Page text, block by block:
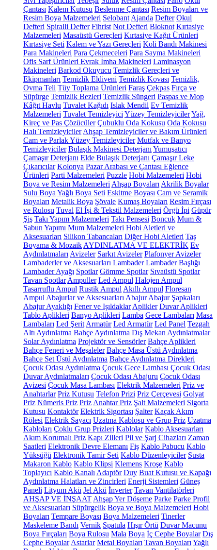
Çantası Kalem Kutusu Beslenme Çantası Resim Boyaları ve
Resim Boya Malzemeleri Selobant Ajanda Defter Okul
Defteri Spiralli Defter Fihrist Not Defteri Bloknot Kırtasiye
Malzemeleri Masaüstü Gereçleri Kırtasiye Kağıt Ürünleri
Kırtasiye Seti Kalem ve Yazı Gereçleri Koli Bandı Makinesi
Para Makineleri Para Çekmeceleri Para Sayma Makineleri
Ofis Sarf Ürünleri Evrak İmha Makineleri Laminasyon
Makineleri Barkod Okuyucu Temizlik Gereçleri ve
Ekipmanları Temizlik Eldiveni Temizlik Kovası Temizlik,
Ovma Teli Tüy Toplama Ürünleri Faraş Çekpas Fırça ve
Süpürge Temizlik Bezleri Temizlik Süngeri Paspas ve Mop
Kâğıt Havlu Tuvalet Kağıdı Islak Mendil Ev Temizlik
Malzemeleri Tuvalet Temizleyici Yüzey TemizleyicilerYağ,
Kireç ve Pas Çözücüler Çubuklu Oda Kokusu Oda Kokusu
Halı Temizleyiciler Ahşap Temizleyiciler ve Bakım Ürünleri
Cam ve Parlak Yüzey Temizleyiciler Mutfak ve Banyo
Temizleyiciler Bulaşık Makinesi Deterjanı Yumuşatıcı
Çamaşır Deterjanı Elde Bulaşık Deterjanı Çamaşır Leke
Çıkarıcılar Kolonya Pazar Arabası ve Çantası Eğlence
Ürünleri Parti Malzemeleri Puzzle Hobi Malzemeleri Hobi
Boya ve Resim Malzemeleri Ahşap Boyaları Akrilik Boyalar
Sulu Boya Yağlı Boya Seti Eskitme Boyası Cam ve Seramik
Boyaları Metalik Boya Şövale Kumaş Boyaları Resim Fırçası
ve Rulosu Tuval El İşi & Tekstil Malzemeleri Örgü İpi Güpür
Şiş Takı Yapım Malzemeleri Takı Pensesi Boncuk Mum &
Sabun Yapımı Mum Malzemeleri Hobi Aletleri ve
Aksesuarları Silikon Tabancaları Diğer Hobi Aletleri Taş
Boyama & Mozaik AYDINLATMA VE ELEKTRİK Ev
Aydınlatmaları Avizeler Sarkıt Avizeler Plafonyer Avizeler
Lambaderler ve Aksesuarları Lambader Lambader Başlığı
Lambader Ayağı Spotlar Gömme Spotlar Sıvaüstü Spotlar
Tavan Spotlar Ampuller Led Ampul Halojen Ampul
Tasarruflu Ampul Rustik Ampul Akıllı Ampul Floresan
Ampul Abajurlar ve Aksesuarları Abajur Abajur Şapkaları
Abajur Ayaklığı Fener ve Işıldaklar Aplikler Duvar Aplikleri
Tablo Aplikleri Banyo Aplikleri Lamba Gece Lambaları Masa
Lambaları Led Şerit Armatür Led Armatür Led Panel Tezgah
Altı Aydınlatma Bahçe Aydınlatma Dış Mekan Aydınlatmalar
Solar Aydınlatma Projektör ve Sensörler Bahçe Aplikleri
Bahçe Feneri ve Meşaleler Bahçe Masa Üstü Aydınlatma
Bahçe Set Üstü Aydınlatma Bahçe Aydınlatma Direkleri
Çocuk Odası Aydınlatma Çocuk Gece Lambası Çocuk Odası
Duvar Aydınlatmaları Çocuk Odası Abajuru Çocuk Odası
Avizesi Çocuk Masa Lambası Elektrik Malzemeleri Priz ve
Anahtarlar Priz Kutusu Telefon Prizi Priz Çerçevesi Golyat
Priz Nümeris Priz Priz Anahtar Priz Şalt Malzemeleri Sigorta
Kutusu Kontaktör Elektrik Sigortası Şalter Kaçak Akım
Rölesi Elektrik Sayacı Uzatma Kablosu ve Grup Priz Uzatma
Kabloları Çoklu Grup Prizleri Kablolar Kablo Aksesuarları
Akım Korumalı Priz Kapı Zilleri Pil ve Şarj Cihazları Zaman
Saatleri Elektronik Devre Elemanı Fiş Kablo Pabucu Kablo
Yüksüğü Elektronik Tamir Seti Kablo Düzenleyiciler Susta
Makaron Kablo Kablo Klipsi Klemens Kroşe Kablo
Toplayıcı Kablo Kanalı Adaptör Duy Buat Kutusu ve Kapağı
Aydınlatma Halatları ve Zincirleri Enerji Sistemleri Güneş
Paneli Lityum Akü Jel Akü İnverter Tavan Vantilatörleri
AHŞAP VE İNŞAAT Ahşap Yer Döşeme Parke Parke Profil
ve Aksesuarları Süpürgelik Boya ve Boya Malzemeleri Hobi
Boyaları Tempare Boyası Boya Malzemeleri Tinerler
Maskeleme Bandı Vernik Spatula Hışır Örtü Duvar Macunu
Boya Fırçaları Boya Rulosu Mala Boya İç Cephe Boyalar Dış
Cephe Boyalar Astarlar Metal Boyaları Tavan Boyaları Yağlı